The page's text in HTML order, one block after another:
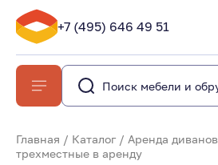
+7 (495) 646 49 51
Главная / Каталог / Аренда диванов
трехместные в аренду